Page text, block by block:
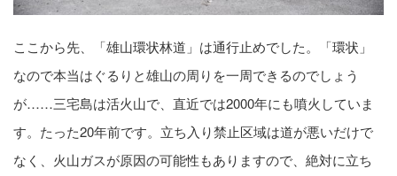
ここから先、「雄山環状林道」は通行止めでした。「環状」
なので本当はぐるりと雄山の周りを一周できるのでしょう
が……三宅島は活火山で、直近では2000年にも噴火していま
す。たった20年前です。立ち入り禁止区域は道が悪いだけで
なく、火山ガスが原因の可能性もありますので、絶対に立ち